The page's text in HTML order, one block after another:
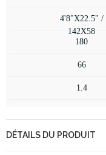
4'8"X22.5" /
142X58
180
66
1.4
DÉTAILS DU PRODUIT